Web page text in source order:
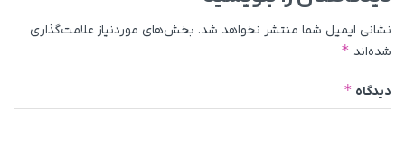
نشانی ایمیل شما منتشر نخواهد شد. بخش‌های موردنیاز علامت‌گذاری
شده‌اند *
دیدگاه *